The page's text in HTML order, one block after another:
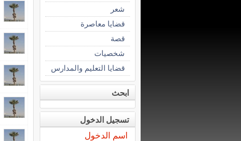
شعر
قضايا معاصرة
قصة
شخصيات
قضايا التعليم والمدارس
ابحث
تسجيل الدخول
اسم الدخول